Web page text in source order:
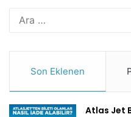
Son Eklenen
Atlas Jet